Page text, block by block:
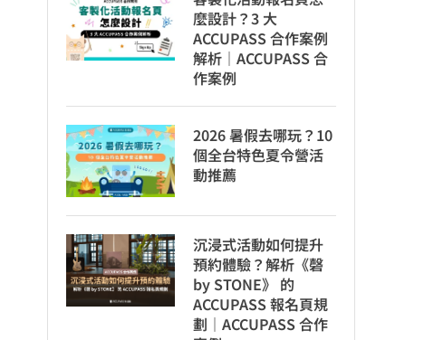
麼設計？3 大
ACCUPASS 合作案例
解析｜ACCUPASS 合
作案例
2026 暑假去哪玩？10
個全台特色夏令營活
動推薦
沉浸式活動如何提升
預約體驗？解析《磬
by STONE》 的
ACCUPASS 報名頁規
劃｜ACCUPASS 合作